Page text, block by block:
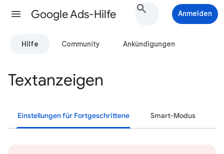
Google Ads-Hilfe Anmelden
Hilfe Community Ankündigungen
Textanzeigen
Einstellungen für Fortgeschrittene Smart-Modus